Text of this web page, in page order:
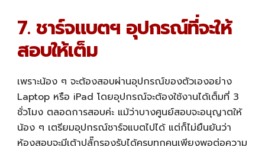
7. ชาร์จแบตฯ อุปกรณ์ที่จะให้
สอบให้เต็ม
เพราะน้อง ๆ จะต้องสอบผ่านอุปกรณ์ของตัวเองอย่าง
Laptop หรือ iPad โดยอุปกรณ์จะต้องใช้งานได้เต็มที่ 3
ชั่วโมง ตลอดการสอบค่ะ แม้ว่าบางศูนย์สอบจะอนุญาตให้
น้อง ๆ เตรียมอุปกรณ์ชาร์จแบตไปได้ แต่ก็ไม่ยืนยันว่า
ห้องสอบจะมีเต้าปลั๊กรองรับได้ครบทุกคนเพียงพอต่อความ